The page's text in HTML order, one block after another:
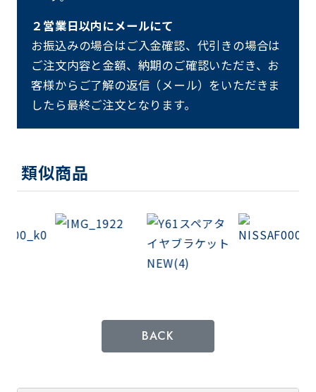
２営業日以内にメールにて
お振込みの場合はご入金確認、代引きの場合は
ご注文内容と金額、納期のご確認いただき、お
客様からご了解の返信（メール）をいただきま
したら最終ご注文となります。
類似商品
BACK